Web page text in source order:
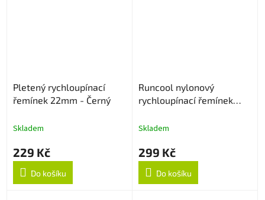
Pletený rychloupínací
řemínek 22mm - Černý
Skladem
229 Kč
Do košíku
Runcool nylonový
rychloupínací řemínek
Skladem
299 Kč
Do košíku